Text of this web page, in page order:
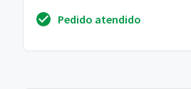
Pedido atendido